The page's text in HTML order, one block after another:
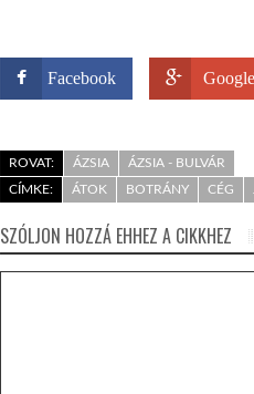
Facebook
ROVAT: ÁZSIA
ÁZSIA - BULVÁR
CÍMKE:
ÁTOK BOTRÁNY CÉG
SZÓLJON HOZZÁ EHHEZ A CIKKHEZ